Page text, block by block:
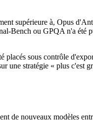
supérieure à, Opus
Bench ou GPQA n'a été
sous contrôle
une stratégie « plus c'est
de nouveaux modèles